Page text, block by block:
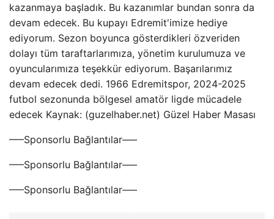
kazanmaya başladık. Bu kazanımlar bundan sonra da
devam edecek. Bu kupayı Edremit'imize hediye
ediyorum. Sezon boyunca gösterdikleri özveriden
dolayı tüm taraftarlarımıza, yönetim kurulumuza ve
oyuncularımıza teşekkür ediyorum. Başarılarımız
devam edecek dedi. 1966 Edremitspor, 2024-2025
futbol sezonunda bölgesel amatör ligde mücadele
edecek Kaynak: (guzelhaber.net) Güzel Haber Masası
—–Sponsorlu Bağlantılar—–
—–Sponsorlu Bağlantılar—–
—–Sponsorlu Bağlantılar—–